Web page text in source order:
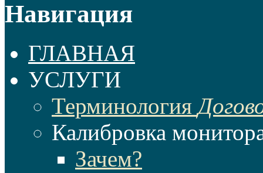
Навигация
ГЛАВНАЯ
УСЛУГИ
Терминология
Калибровка
Зачем?